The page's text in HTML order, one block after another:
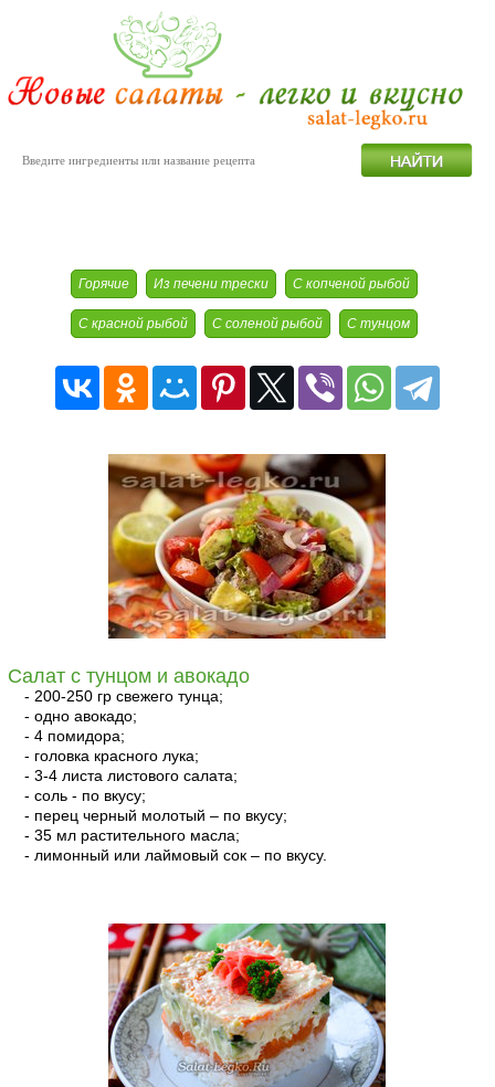
Горячие Из печени трески С копченой рыбой
С красной рыбой С соленой рыбой С тунцом
Салат с тунцом и авокадо
- 200-250 гр свежего тунца;
- одно авокадо;
- 4 помидора;
- головка красного лука;
- 3-4 листа листового салата;
- соль - по вкусу;
- перец черный молотый – по вкусу;
- 35 мл растительного масла;
- лимонный или лаймовый сок – по вкусу.